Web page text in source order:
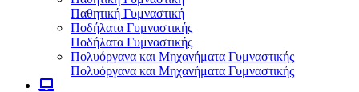
Παθητική Γυμναστική
Ποδήλατα Γυμναστικής
Ποδήλατα Γυμναστικής
Πολυόργανα και Μηχανήματα Γυμναστικής
Πολυόργανα και Μηχανήματα Γυμναστικής